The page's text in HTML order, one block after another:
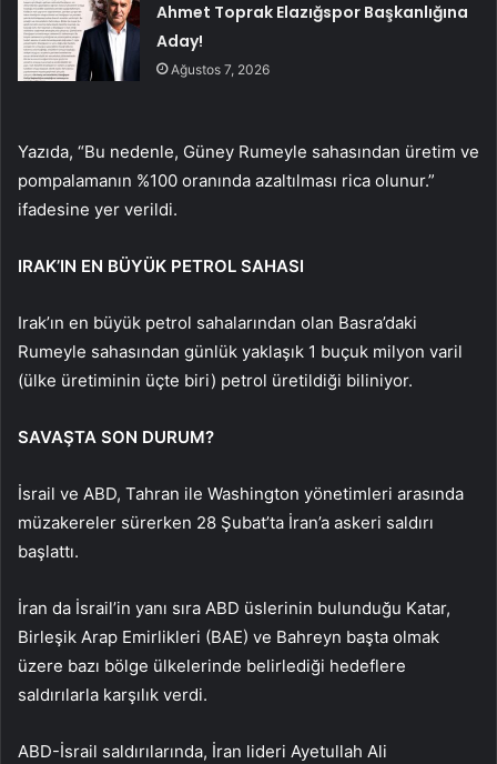
Ahmet Toprak Elazığspor Başkanlığına
Aday!
Ağustos 7, 2026
Yazıda, “Bu nedenle, Güney Rumeyle sahasından üretim ve
pompalamanın %100 oranında azaltılması rica olunur.”
ifadesine yer verildi.
IRAK’IN EN BÜYÜK PETROL SAHASI
Irak’ın en büyük petrol sahalarından olan Basra’daki
Rumeyle sahasından günlük yaklaşık 1 buçuk milyon varil
(ülke üretiminin üçte biri) petrol üretildiği biliniyor.
SAVAŞTA SON DURUM?
İsrail ve ABD, Tahran ile Washington yönetimleri arasında
müzakereler sürerken 28 Şubat’ta İran’a askeri saldırı
başlattı.
İran da İsrail’in yanı sıra ABD üslerinin bulunduğu Katar,
Birleşik Arap Emirlikleri (BAE) ve Bahreyn başta olmak
üzere bazı bölge ülkelerinde belirlediği hedeflere
saldırılarla karşılık verdi.
ABD-İsrail saldırılarında, İran lideri Ayetullah Ali